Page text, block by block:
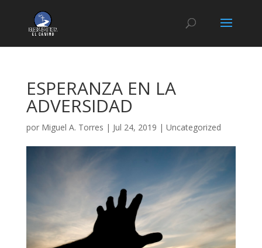
ESPERANZA EN LA
ADVERSIDAD
por Miguel A. Torres | Jul 24, 2019 | Uncategorized